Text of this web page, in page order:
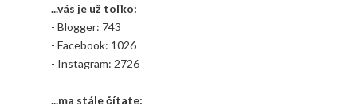
...vás je už toľko:
- Blogger: 743
- Facebook: 1026
- Instagram: 2726
...ma stále čítate: